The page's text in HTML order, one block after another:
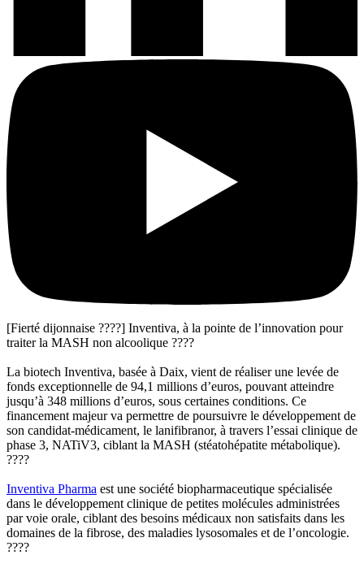
[Fierté dijonnaise ????] Inventiva, à la pointe de l’innovation pour
traiter la MASH non alcoolique ????
La biotech Inventiva, basée à Daix, vient de réaliser une levée de
fonds exceptionnelle de 94,1 millions d’euros, pouvant atteindre
jusqu’à 348 millions d’euros, sous certaines conditions. Ce
financement majeur va permettre de poursuivre le développement de
son candidat-médicament, le lanifibranor, à travers l’essai clinique de
phase 3, NATiV3, ciblant la MASH (stéatohépatite métabolique).
????
Inventiva Pharma est une société biopharmaceutique spécialisée
dans le développement clinique de petites molécules administrées
par voie orale, ciblant des besoins médicaux non satisfaits dans les
domaines de la fibrose, des maladies lysosomales et de l’oncologie.
????